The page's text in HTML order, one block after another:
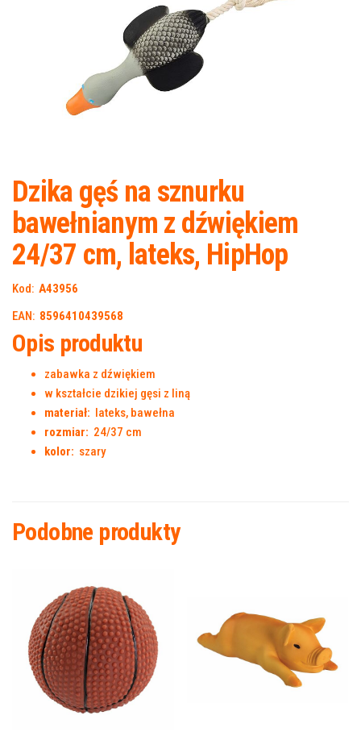
Dzika gęś na sznurku
bawełnianym z dźwiękiem
24/37 cm, lateks, HipHop
Kod: A43956
EAN: 8596410439568
Opis produktu
zabawka z dźwiękiem
w kształcie dzikiej gęsi z liną
materiał: lateks, bawełna
rozmiar: 24/37 cm
kolor: szary
Podobne produkty